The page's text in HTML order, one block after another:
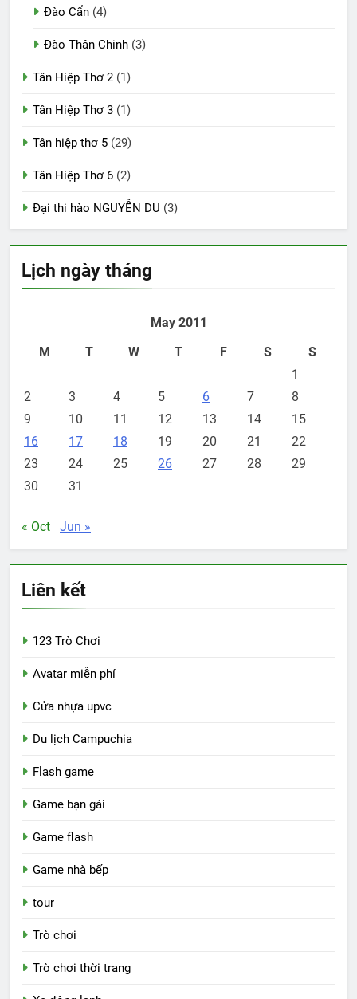
Đào Cẩn (4)
Đào Thân Chinh (3)
Tân Hiệp Thơ 2 (1)
Tân Hiệp Thơ 3 (1)
Tân hiệp thơ 5 (29)
Tân Hiệp Thơ 6 (2)
Đại thi hào NGUYỄN DU (3)
Lịch ngày tháng
May 2011
M
T W T F S
S
1
2
3 4 5 6 7
8
9
10 11 12 13 14
15
16
17 18 19 20 21
22
23
24 25 26 27 28
29
30
31
« Oct Jun »
Liên kết
123 Trò Chơi
Avatar miễn phí
Cửa nhựa upvc
Du lịch Campuchia
Flash game
Game bạn gái
Game flash
Game nhà bếp
tour
Trò chơi
Trò chơi thời trang